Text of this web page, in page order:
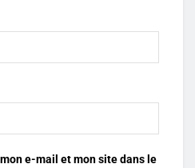
e-mail et mon site dans le